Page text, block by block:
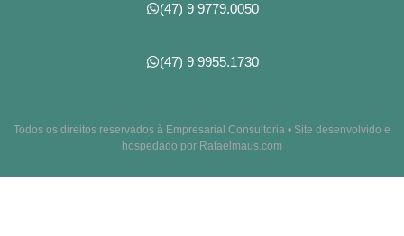
(47) 9 9779.0050
(47) 9 9955.1730
Todos os direitos reservados à Empresarial Consultoria • Site desenvolvido e
hospedado por Rafaelmaus.com